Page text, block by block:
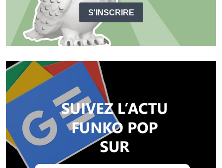
S'INSCRIRE